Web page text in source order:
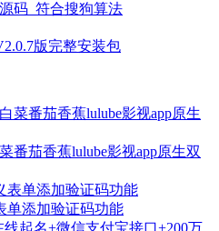
码_符合搜狗算法
版完整安装包
番茄香蕉lulube影视app原生双
单添加验证码功能